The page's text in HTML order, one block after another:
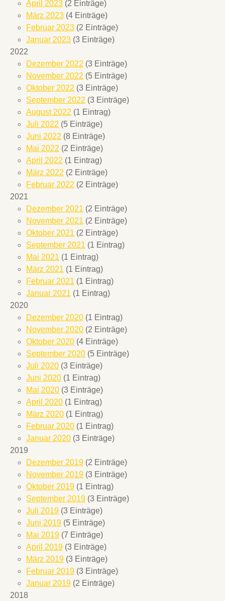
April 2023 (2 Einträge)
März 2023 (4 Einträge)
Februar 2023 (2 Einträge)
Januar 2023 (3 Einträge)
2022
Dezember 2022 (3 Einträge)
November 2022 (5 Einträge)
Oktober 2022 (3 Einträge)
September 2022 (3 Einträge)
August 2022 (1 Eintrag)
Juli 2022 (5 Einträge)
Juni 2022 (8 Einträge)
Mai 2022 (2 Einträge)
April 2022 (1 Eintrag)
März 2022 (2 Einträge)
Februar 2022 (2 Einträge)
2021
Dezember 2021 (2 Einträge)
November 2021 (2 Einträge)
Oktober 2021 (2 Einträge)
September 2021 (1 Eintrag)
Mai 2021 (1 Eintrag)
März 2021 (1 Eintrag)
Februar 2021 (1 Eintrag)
Januar 2021 (1 Eintrag)
2020
Dezember 2020 (1 Eintrag)
November 2020 (2 Einträge)
Oktober 2020 (4 Einträge)
September 2020 (5 Einträge)
Juli 2020 (3 Einträge)
Juni 2020 (1 Eintrag)
Mai 2020 (3 Einträge)
April 2020 (1 Eintrag)
März 2020 (1 Eintrag)
Februar 2020 (1 Eintrag)
Januar 2020 (3 Einträge)
2019
Dezember 2019 (2 Einträge)
November 2019 (3 Einträge)
Oktober 2019 (1 Eintrag)
September 2019 (3 Einträge)
Juli 2019 (3 Einträge)
Juni 2019 (5 Einträge)
Mai 2019 (7 Einträge)
April 2019 (3 Einträge)
März 2019 (3 Einträge)
Februar 2019 (3 Einträge)
Januar 2019 (2 Einträge)
2018